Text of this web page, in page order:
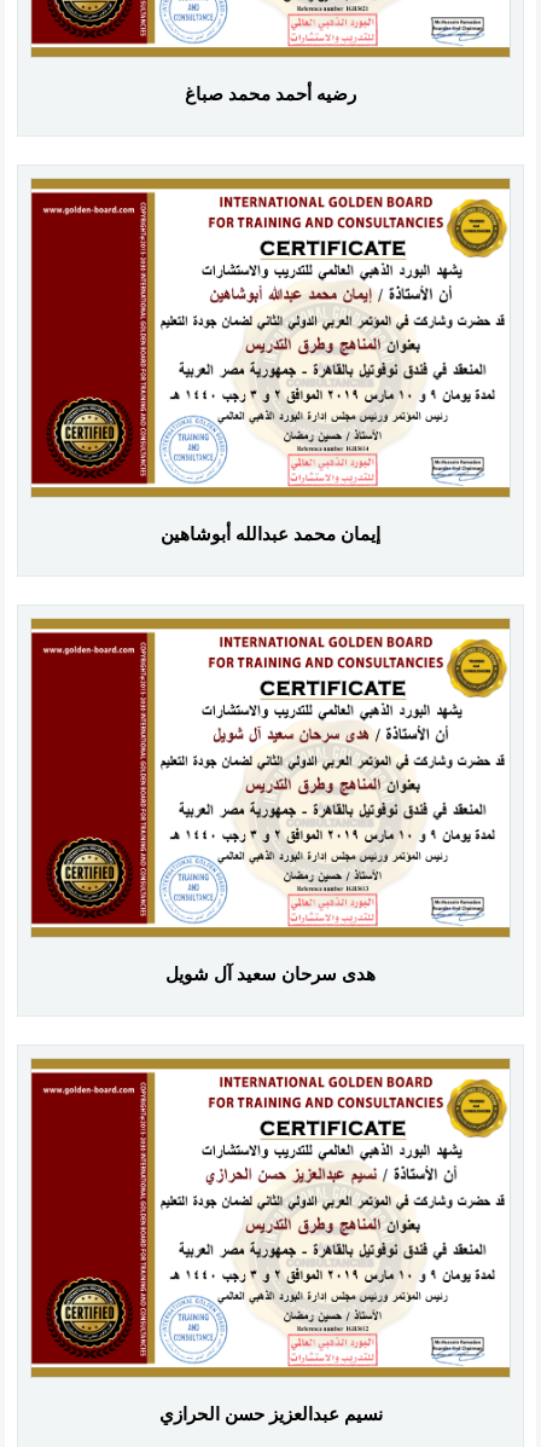
رضيه أحمد محمد صباغ
إيمان محمد عبدالله أبوشاهين
هدى سرحان سعيد آل شويل
نسيم عبدالعزيز حسن الحرازي